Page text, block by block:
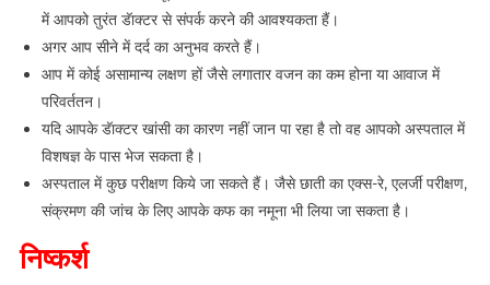
में आपको तुरंत डॅाक्टर से संपर्क करने की आवश्यकता हैं।
अगर आप सीने में दर्द का अनुभव करते हैं।
आप में कोई असामान्य लक्षण हों जैसे लगातार वजन का कम होना या आवाज में
परिवर्ततन।
यदि आपके डॅाक्टर खांसी का कारण नहीं जान पा रहा है तो वह आपको अस्पताल में
विशषज्ञ के पास भेज सकता है।
अस्पताल में कुछ परीक्षण किये जा सकते हैं। जैसे छाती का एक्स-रे, एलर्जी परीक्षण,
संक्रमण की जांच के लिए आपके कफ का नमूना भी लिया जा सकता है।
निष्कर्श